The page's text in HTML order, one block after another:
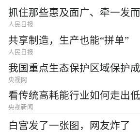
抓住那些惠及面广、牵一发
人民日报
共享制造，生产也能“拼单”
人民日报
我国重点生态保护区域保护
央视网
看传统高耗能行业如何走出
央视新闻
白宫发了一张图，网友炸了